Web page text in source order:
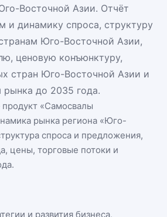
Восточной Азии. Отчёт
и динамику спроса, структуру
Юго-Восточной Азии,
ценовую конъюнктуру,
стран Юго-Восточной Азии и
рынка до 2035 года.
«Самосвалы
рынка региона «Юго-
спроса и предложения,
цены, торговые потоки и
и развития бизнеса,